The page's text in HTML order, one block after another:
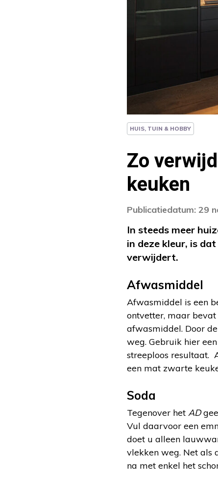
HUIS, TUIN & HOBBY
Zo
keuken
Publicatiedatum: 29
In steeds meer
in deze kleur, is
verwijdert.
Afwasmiddel
Afwasmiddel is een
ontvetter, maar
afwasmiddel. Door
weg. Gebruik hier
streeploos resultaat.
een mat zwarte
Soda
Tegenover het AD
Vul daarvoor een
doet u alleen
vlekken weg. Net als
na met enkel het